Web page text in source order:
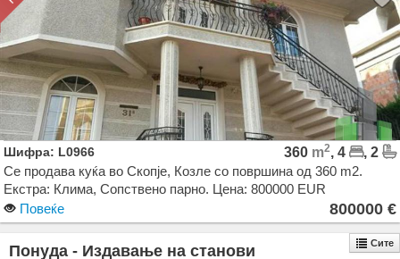
Шифра: L0966 360 m2, 4
, 2
Се продава куќа во Скопје, Козле со површина од 360 m2.
Екстра: Клима, Сопствено парно. Цена: 800000 EUR
Повеќе
800000 €
Понуда - Издавање на станови Сите